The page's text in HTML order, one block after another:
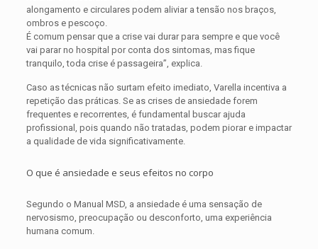
alongamento e circulares podem aliviar a tensão nos braços,
ombros e pescoço.
É comum pensar que a crise vai durar para sempre e que você
vai parar no hospital por conta dos sintomas, mas fique
tranquilo, toda crise é passageira”, explica.
Caso as técnicas não surtam efeito imediato, Varella incentiva a
repetição das práticas. Se as crises de ansiedade forem
frequentes e recorrentes, é fundamental buscar ajuda
profissional, pois quando não tratadas, podem piorar e impactar
a qualidade de vida significativamente.
O que é ansiedade e seus efeitos no corpo
Segundo o Manual MSD, a ansiedade é uma sensação de
nervosismo, preocupação ou desconforto, uma experiência
humana comum.